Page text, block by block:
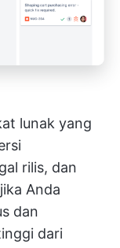
lunak yang
rilis, dan
Anda
dan
dari